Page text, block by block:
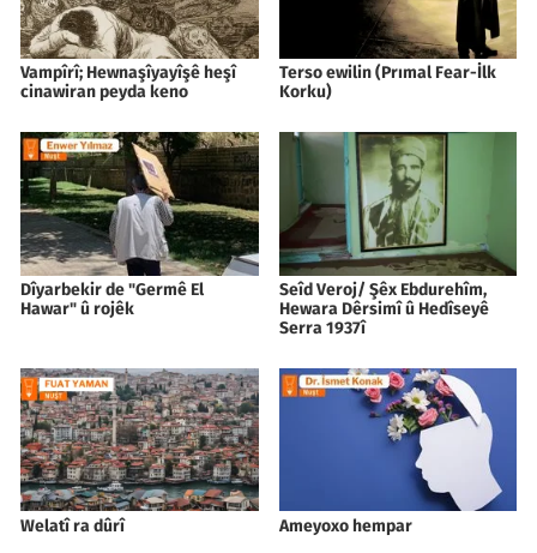
Vampîrî; Hewnaşîyayîşê heşî
cinawiran peyda keno
Terso ewilin (Prımal Fear-İlk
Korku)
Dîyarbekir de "Germê El
Hawar" û rojêk
Seîd Veroj/ Şêx Ebdurehîm,
Hewara Dêrsimî û Hedîseyê
Serra 1937î
Welatî ra dûrî Ameyoxo hempar